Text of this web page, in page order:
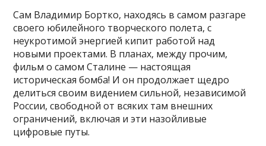
Сам Владимир Бортко, находясь в самом разгаре
своего юбилейного творческого полета, с
неукротимой энергией кипит работой над
новыми проектами. В планах, между прочим,
фильм о самом Сталине — настоящая
историческая бомба! И он продолжает щедро
делиться своим видением сильной, независимой
России, свободной от всяких там внешних
ограничений, включая и эти назойливые
цифровые путы.